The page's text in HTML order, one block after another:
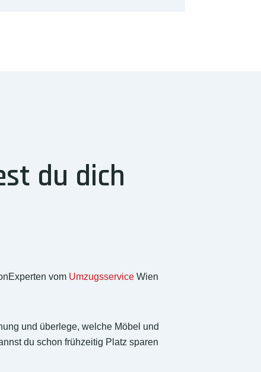
du dich
vom Umzugsservice Wien
und überlege, welche Möbel und
du schon frühzeitig Platz sparen